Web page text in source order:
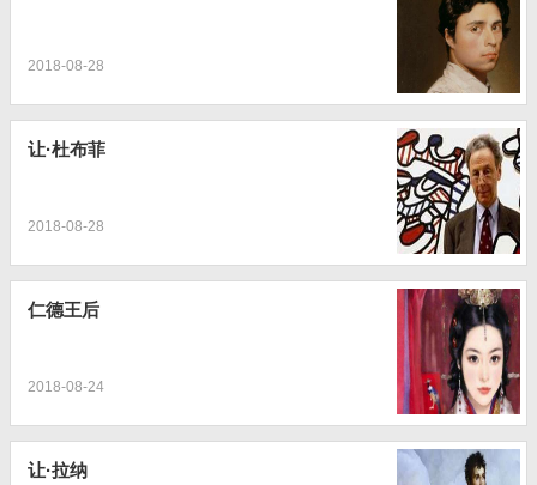
2018-08-28
让·杜布菲
2018-08-28
仁德王后
2018-08-24
让·拉纳